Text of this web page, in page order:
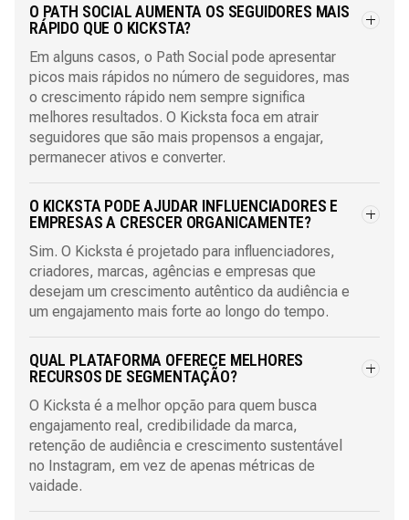
O PATH SOCIAL AUMENTA OS SEGUIDORES MAIS
RÁPIDO QUE O KICKSTA?
Em alguns casos, o Path Social pode apresentar
picos mais rápidos no número de seguidores, mas
o crescimento rápido nem sempre significa
melhores resultados. O Kicksta foca em atrair
seguidores que são mais propensos a engajar,
permanecer ativos e converter.
O KICKSTA PODE AJUDAR INFLUENCIADORES E
EMPRESAS A CRESCER ORGANICAMENTE?
Sim. O Kicksta é projetado para influenciadores,
criadores, marcas, agências e empresas que
desejam um crescimento autêntico da audiência e
um engajamento mais forte ao longo do tempo.
QUAL PLATAFORMA OFERECE MELHORES
RECURSOS DE SEGMENTAÇÃO?
O Kicksta é a melhor opção para quem busca
engajamento real, credibilidade da marca,
retenção de audiência e crescimento sustentável
no Instagram, em vez de apenas métricas de
vaidade.